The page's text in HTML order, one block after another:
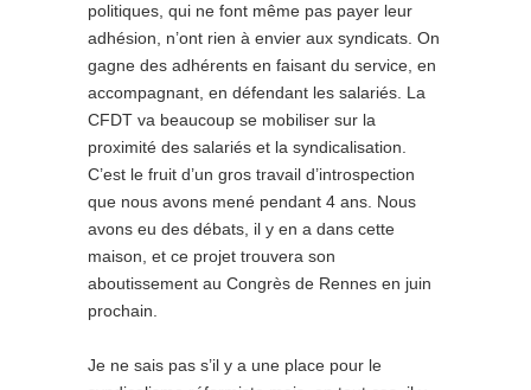
politiques, qui ne font même pas payer leur
adhésion, n’ont rien à envier aux syndicats. On
gagne des adhérents en faisant du service, en
accompagnant, en défendant les salariés. La
CFDT va beaucoup se mobiliser sur la
proximité des salariés et la syndicalisation.
C’est le fruit d’un gros travail d’introspection
que nous avons mené pendant 4 ans. Nous
avons eu des débats, il y en a dans cette
maison, et ce projet trouvera son
aboutissement au Congrès de Rennes en juin
prochain.
Je ne sais pas s’il y a une place pour le